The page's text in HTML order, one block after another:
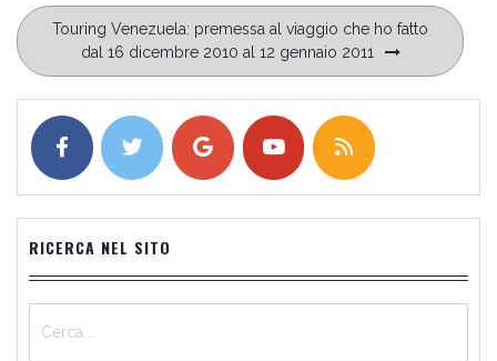
Navigazione
articoli
Touring Venezuela: premessa al viaggio che ho fatto
dal 16 dicembre 2010 al 12 gennaio 2011
RICERCA NEL SITO
per: